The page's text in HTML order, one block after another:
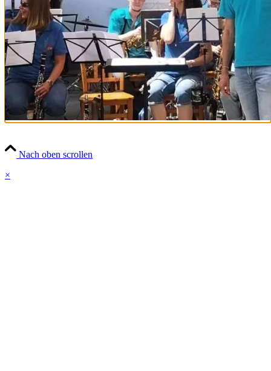
Nach oben scrollen
×